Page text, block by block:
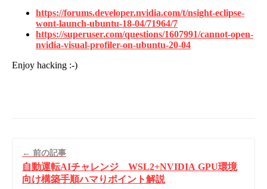
https://forums.developer.nvidia.com/t/nsight-eclipse-
wont-launch-ubuntu-18-04/71964/7
https://superuser.com/questions/1607991/cannot-open-
nvidia-visual-profiler-on-ubuntu-20-04
Enjoy hacking :-)
← 前の記事
自動運転AIチャレンジ WSL2+NVIDIA GPU環境
向け構築手順ハマりポイント解説